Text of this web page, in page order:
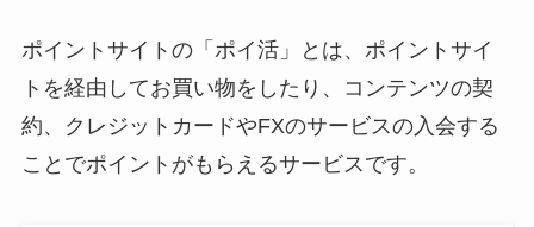
ポイントサイトの「ポイ活」とは、ポイントサイ
トを経由してお買い物をしたり、コンテンツの契
約、クレジットカードやFXのサービスの入会する
ことでポイントがもらえるサービスです。